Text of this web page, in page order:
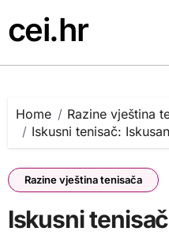
to
content
cei.hr
Home
Razine vještina
Iskusni tenisač:
Razine vještina tenisača
Iskusni